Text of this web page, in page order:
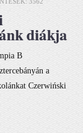
diákja
B
a
Czerwiński